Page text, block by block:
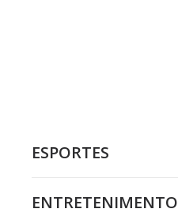
ESPORTES
ENTRETENIMENTO